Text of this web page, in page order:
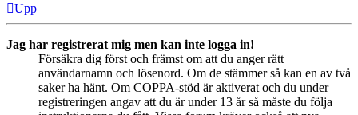
Upp
Jag har registrerat mig men kan inte logga in!
Försäkra dig först och främst om att du anger rätt
användarnamn och lösenord. Om de stämmer så kan en av två
saker ha hänt. Om COPPA-stöd är aktiverat och du under
registreringen angav att du är under 13 år så måste du följa